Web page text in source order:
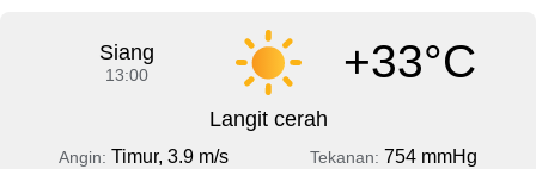
Siang
13:00 +33°C
Langit cerah
Angin: Timur, 3.9 m/s Tekanan: 754 mmHg